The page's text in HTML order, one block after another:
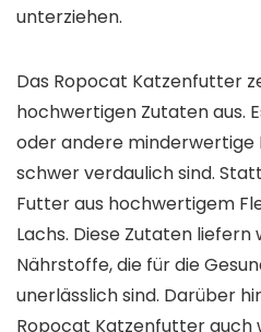
unterziehen.
Das Ropocat Katzenfutter
hochwertigen Zutaten aus.
oder andere minderwertige
schwer verdaulich sind.
Futter aus hochwertigem
Lachs. Diese Zutaten
Nährstoffe, die für die
unerlässlich sind. Darüber
Ropocat Katzenfutter auch